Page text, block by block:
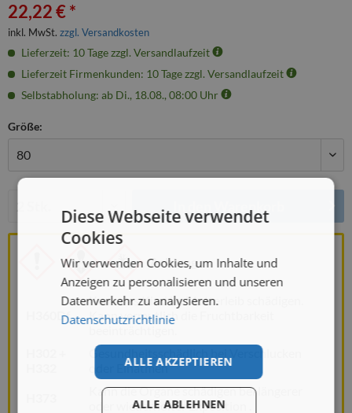
22,22 € *
inkl. MwSt. zzgl. Versandkosten
Lieferzeit: 10 Tage zzgl. Versandlaufzeit
Lieferzeit Firmenkunden: 10 Tage zzgl. Versandlaufzeit
Selbstabholung: ab Di., 18.08., 08:00 Uhr
Größe:
Warenkorb
Achtung
H360Df
Kann das Kind im Mutterleib schädigen.
Kann vermutlich die Fruchtbarkeit
Gesundheitsschädlich bei Verschlucken
oder Einatmen
Kann die Organe schädigenbei längerer
oder wiederholter Exposition
Diese Webseite verwendet
Cookies
Wir verwenden Cookies, um Inhalte und
Anzeigen zu personalisieren und unseren
Datenverkehr zu analysieren.
Datenschutzrichtlinie
ALLE AKZEPTIEREN
ALLE ABLEHNEN